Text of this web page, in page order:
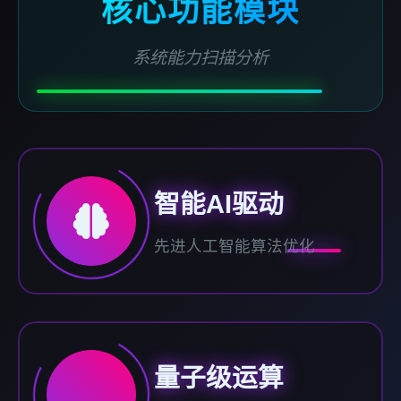
核心功能模块
系统能力扫描分析
智能AI驱动
先进人工智能算法优化
量子级运算